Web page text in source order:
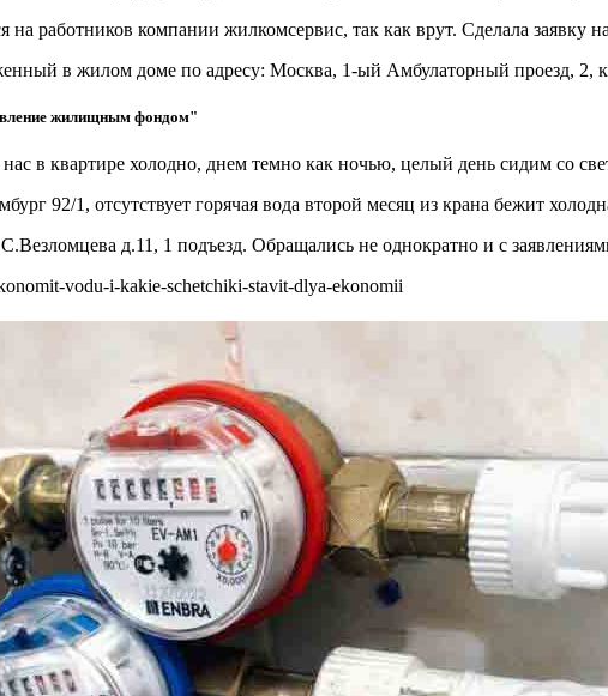
на работников компании жилкомсервис, так как врут. Сделала заявку
в жилом доме по адресу: Москва, 1-ый Амбулаторный проезд, 2,
жилищным фондом"
в квартире холодно, днем темно как ночью, целый день сидим со
92/1, отсутствует горячая вода второй месяц из крана бежит
д.11, 1 подъезд. Обращались не однократно и с
vodu-i-kakie-schetchiki-stavit-dlya-ekonomii